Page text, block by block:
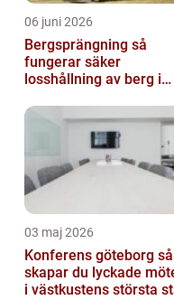
06 juni 2026
Bergsprängning så
fungerar säker
losshållning av berg i
03 maj 2026
Konferens göteborg så
skapar du lyckade
i västkustens största